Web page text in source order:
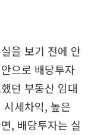
을 보기 전에 안
으로 배당투자
던 부동산 임대
세차익, 높은
, 배당투자는 실